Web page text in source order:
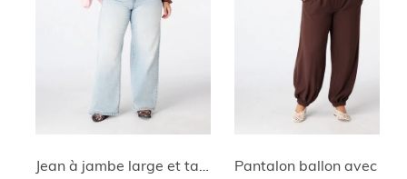
Jean à jambe large et taille haute